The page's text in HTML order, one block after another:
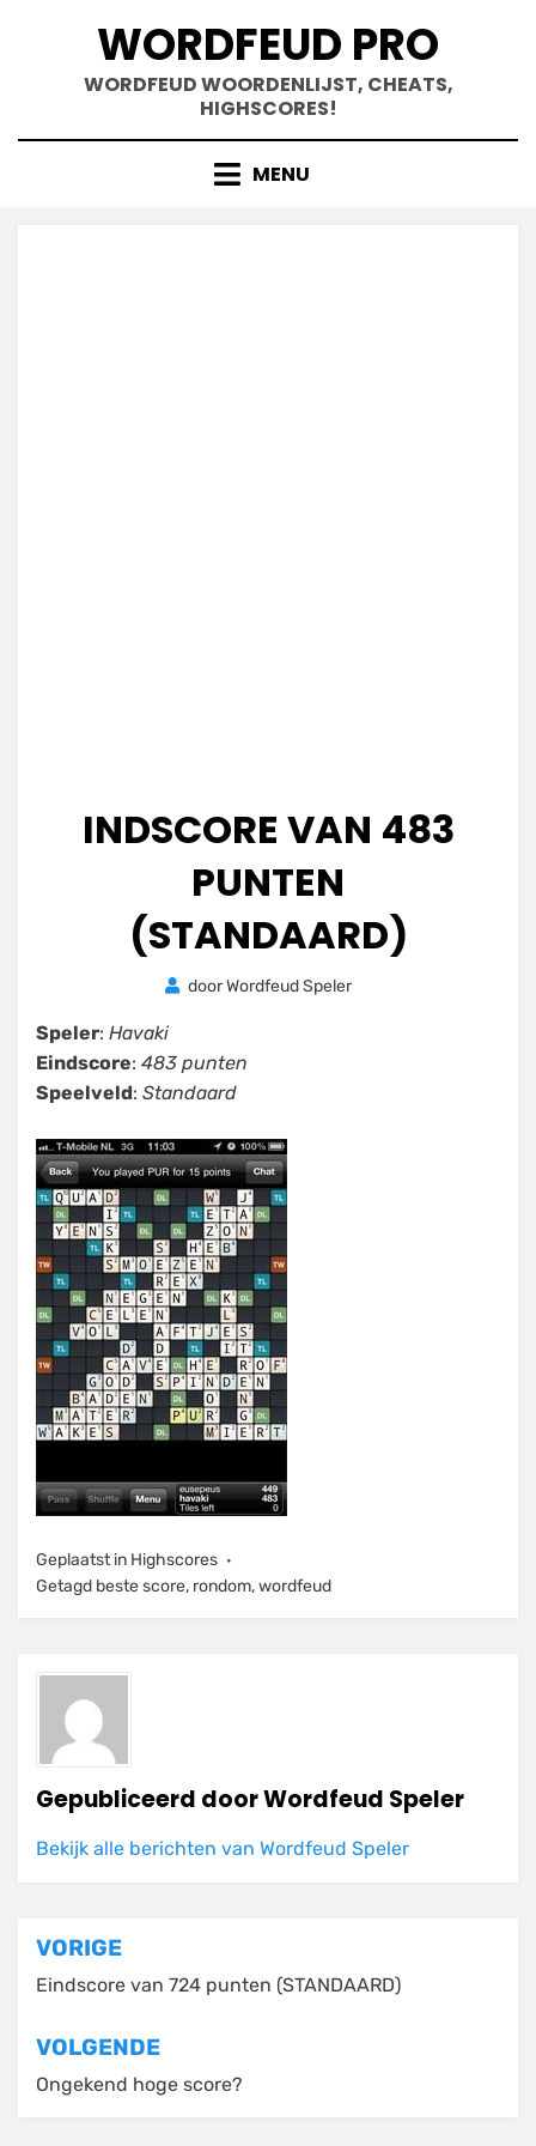
WORDFEUD PRO
WORDFEUD WOORDENLIJST, CHEATS,
HIGHSCORES!
MENU
INDSCORE VAN 483
PUNTEN
(STANDAARD)
doorWordfeud Speler
Speler: Havaki
Eindscore: 483 punten
Speelveld: Standaard
Geplaatst in Highscores
Getagd beste score, rondom,wordfeud
Gepubliceerd doorWordfeud Speler
Bekijk alle berichten van Wordfeud Speler
Bericht
navigatie
VORIGE
Eindscore van 724 punten (STANDAARD)
VOLGENDE
Ongekend hoge score?